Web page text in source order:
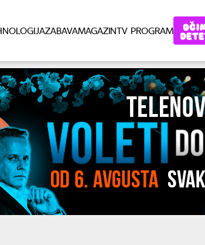
ZABAVAMAGAZINTV PROGRAM